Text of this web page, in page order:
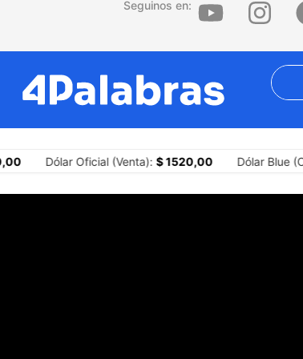
Seguinos en:
Vanoli: “El progresismo tiene que aprender que un
Dólar Oficial (Venta):$ 1520,00 Dólar Blue